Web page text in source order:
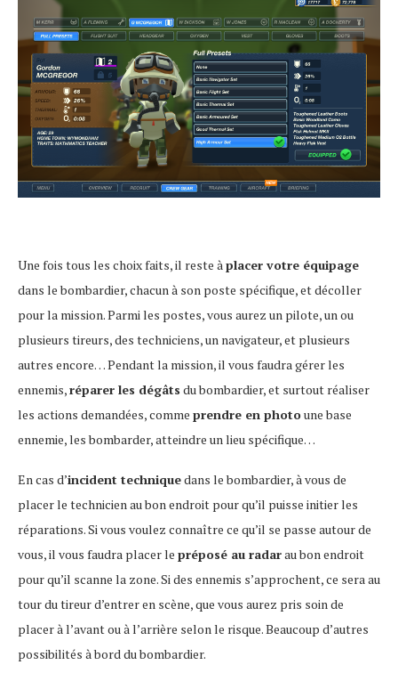
Une fois tous les choix faits, il reste àplacer votre équipage
dans le bombardier, chacun à son poste spécifique, et décoller
pour la mission. Parmi les postes, vous aurez un pilote, un ou
plusieurs tireurs, des techniciens, un navigateur, et plusieurs
autres encore… Pendant la mission, il vous faudra gérer les
ennemis,réparer les dégâts du bombardier, et surtout réaliser
les actions demandées, comme prendre en photoune base
ennemie, les bombarder, atteindre un lieu spécifique…
En cas d’incident techniquedans le bombardier, à vous de
placer le technicien au bon endroit pour qu’il puisse initier les
réparations. Si vous voulez connaître ce qu’il se passe autour de
vous, il vous faudra placer le préposé au radarau bon endroit
pour qu’il scanne la zone. Si des ennemis s’approchent, ce sera au
tour du tireur d’entrer en scène, que vous aurez pris soin de
placer à l’avant ou à l’arrière selon le risque. Beaucoup d’autres
possibilités à bord du bombardier.